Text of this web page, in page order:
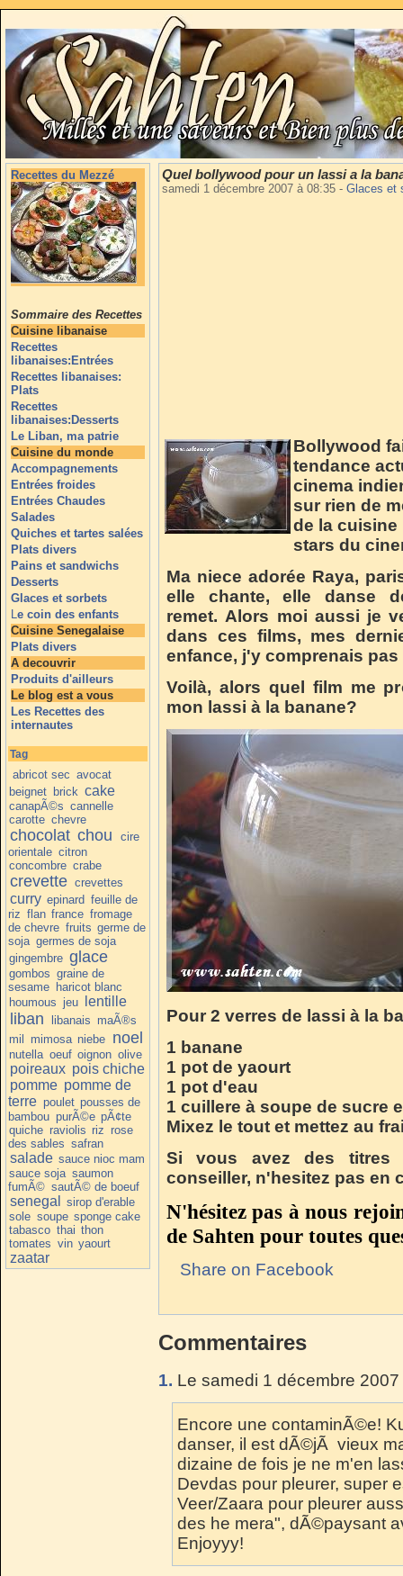
Recettes du Mezzé
Sommaire des Recettes
Cuisine libanaise
Recettes
libanaises:Entrées
Recettes libanaises:
Plats
Recettes
libanaises:Desserts
Le Liban, ma patrie
Cuisine du monde
Accompagnements
Entrées froides
Entrées Chaudes
Salades
Quiches et tartes salées
Plats divers
Pains et sandwichs
Desserts
Glaces et sorbets
Le coin des enfants
Cuisine Senegalaise
Plats divers
A decouvrir
Produits d'ailleurs
Le blog est a vous
Les Recettes des
internautes
Tag
abricot sec avocat
beignet brick cake
canapÃ©s cannelle
carotte chevre
chocolat chou
cire
orientale citron
concombre crabe
crevette crevettes
curry epinard feuille de
riz flan france fromage
de chevre fruits germe de
soja germes de soja
gingembre glace
gombos graine de
sesame haricot blanc
houmous jeu lentille
liban libanais maÃ®s
mil mimosa niebe noel
nutella oeuf oignon olive
poireaux pois chiche
pomme pomme de
terre poulet pousses de
bambou purÃ©e pÃ¢te
quiche raviolis riz rose
des sables safran
salade sauce nioc mam
sauce soja saumon
fumÃ© sautÃ© de boeuf
senegal
sirop d'erable
sole soupe sponge cake
tabasco thai thon
tomates vin yaourt
zaatar
Quel bollywood pour un lassi a la
samedi 1 décembre 2007 à 08:35 - Glaces et
Bollywood
tendance
cinema
sur rien de
de la cuisine
stars du
Ma niece adorée Raya,
elle chante, elle danse
remet. Alors moi aussi je
dans ces films, mes
enfance, j'y comprenais
Voilà, alors quel film me
mon lassi à la banane?
Pour 2 verres de lassi à la
1 banane
1 pot de yaourt
1 pot d'eau
1 cuillere à soupe de sucre
Mixez le tout et mettez au
Si vous avez des titres
conseiller, n'hesitez pas en
N'hésitez pas à nous
de Sahten pour toutes
Share on Facebook
Commentaires
1. Le samedi 1 décembre
Encore une contaminÃ©e!
danser, il est dÃ©jÃ vieux
dizaine de fois je ne m'en
Devdas pour pleurer, super
Veer/Zaara pour pleurer
des he mera", dÃ©paysant
Enjoyyy!